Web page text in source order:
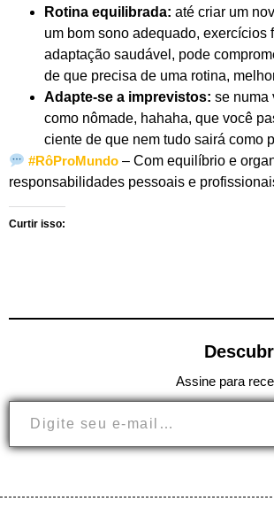
Rotina equilibrada: até criar um
um bom sono adequado,
adaptação saudável, pode
de que precisa de uma rotina,
Adapte-se a imprevistos: se numa
como nômade, hahaha, que você
ciente de que nem tudo sairá como
#RôProMundo – Com equilíbrio e
responsabilidades pessoais e
Curtir isso:
Assine para